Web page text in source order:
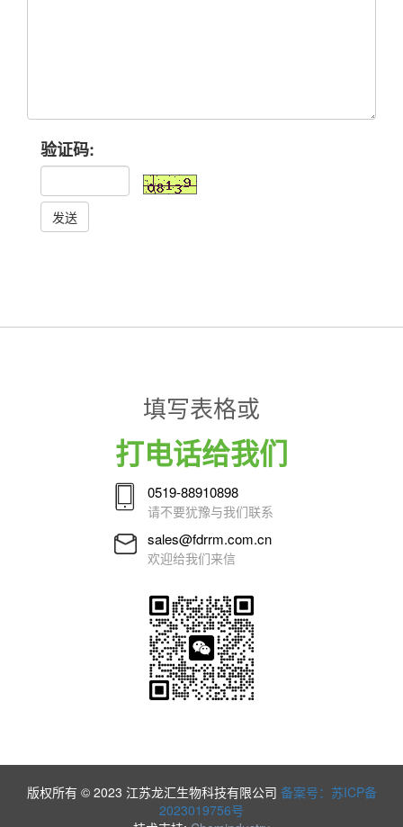
验证码:
发送
填写表格或
打电话给我们
0519-88910898
请不要犹豫与我们联系
sales@fdrrm.com.cn
欢迎给我们来信
版权所有 © 2023 江苏龙汇生物科技有限公司 备案号：苏ICP备
2023019756号